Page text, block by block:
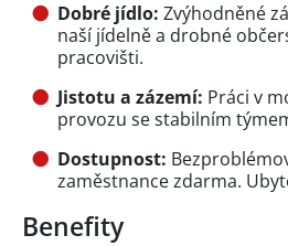
Dobré jídlo: Zvýhodněné
naší jídelně a drobné
pracovišti.
Jistotu a zázemí: Práci v
provozu se stabilním
Dostupnost:
zaměstnance zdarma.
Benefity